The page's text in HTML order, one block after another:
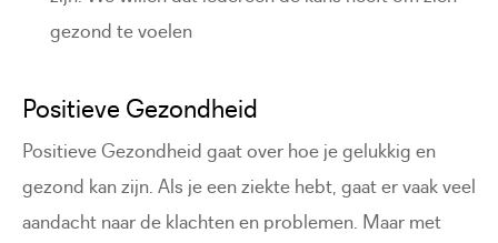
gezond te voelen
Positieve Gezondheid
Positieve Gezondheid gaat over hoe je gelukkig en
gezond kan zijn. Als je een ziekte hebt, gaat er vaak veel
aandacht naar de klachten en problemen. Maar met